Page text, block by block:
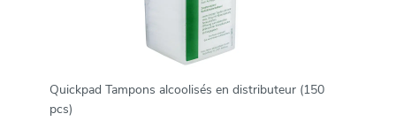
Quickpad Tampons alcoolisés en distributeur (150
pcs)